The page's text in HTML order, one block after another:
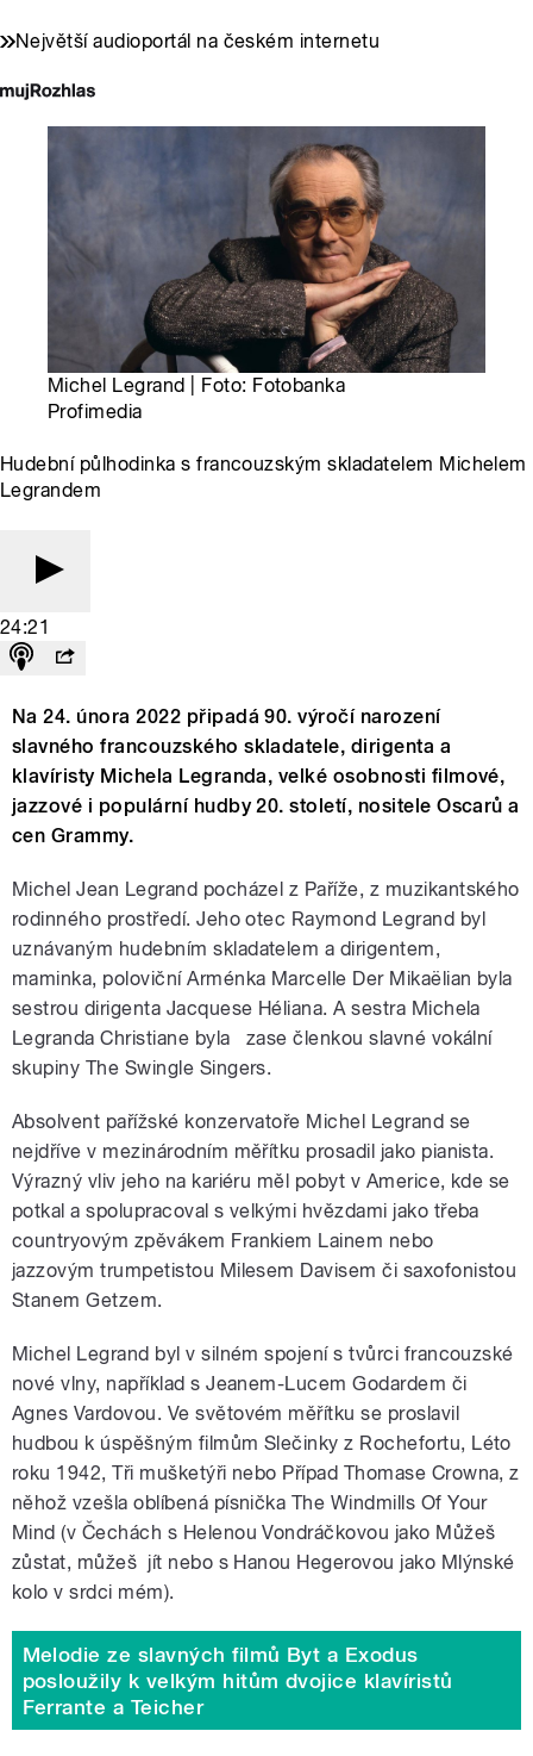
Největší audioportál na českém internetu
Michel Legrand | Foto: Fotobanka
Profimedia
Hudební půlhodinka s francouzským skladatelem Michelem
Legrandem
24:21
Na 24. února 2022 připadá 90. výročí narození
slavného francouzského skladatele, dirigenta a
klavíristy Michela Legranda, velké osobnosti filmové,
jazzové i populární hudby 20. století, nositele Oscarů a
cen Grammy.
Michel Jean Legrand pocházel z Paříže, z muzikantského
rodinného prostředí. Jeho otec Raymond Legrand byl
uznávaným hudebním skladatelem a dirigentem,
maminka, poloviční Arménka Marcelle Der Mikaëlian byla
sestrou dirigenta Jacquese Héliana. A sestra Michela
Legranda Christiane byla zase členkou slavné vokální
skupiny The Swingle Singers.
Absolvent pařížské konzervatoře Michel Legrand se
nejdříve v mezinárodním měřítku prosadil jako pianista.
Výrazný vliv jeho na kariéru měl pobyt v Americe, kde se
potkal a spolupracoval s velkými hvězdami jako třeba
countryovým zpěvákem Frankiem Lainem nebo
jazzovým trumpetistou Milesem Davisem či saxofonistou
Stanem Getzem.
Michel Legrand byl v silném spojení s tvůrci francouzské
nové vlny, například s Jeanem-Lucem Godardem či
Agnes Vardovou. Ve světovém měřítku se proslavil
hudbou k úspěšným filmům Slečinky z Rochefortu, Léto
roku 1942, Tři mušketýři nebo Případ Thomase Crowna, z
něhož vzešla oblíbená písnička The Windmills Of Your
Mind (v Čechách s Helenou Vondráčkovou jako Můžeš
zůstat, můžeš jít nebo s Hanou Hegerovou jako Mlýnské
kolo v srdci mém).
Melodie ze slavných filmů Byt a Exodus
posloužily k velkým hitům dvojice klavíristů
Ferrante a Teicher